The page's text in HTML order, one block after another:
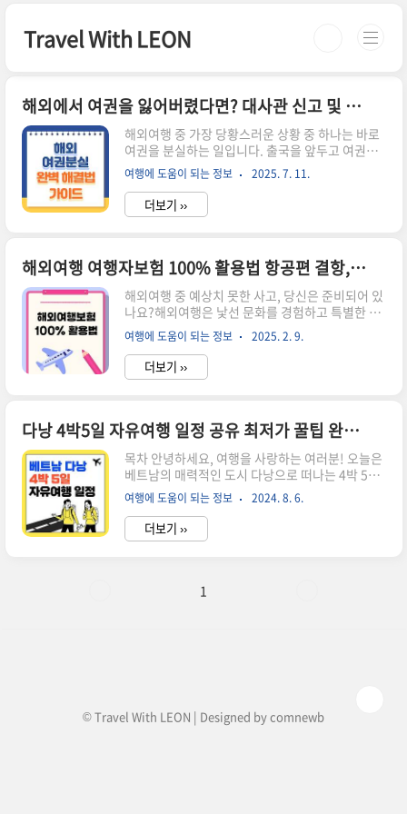
Travel With LEON
해외에서 여권을 잃어버렸다면? 대사관 신고 및 임시 여권 발급 완벽 가이드
해외여행 중 가장 당황스러운 상황 중 하나는 바로
여권을 분실하는 일입니다. 출국을 앞두고 여권이
사라졌거나, 호텔 체크인을 해야 하는데 여권이 없
어진 상황이라면 누구나 큰 혼란에 빠질 수밖에 없
습니다. 그러나 이런 상황에서도 침착하게 필요한
절차를 밟아가면 문제없이 귀국하거나 여행을 이어
요한 문서입니다. 항공기 탑승, 호텔 체크인, 각종
공공서비스 이용 등 거의 모든 절차에 반드시 필요
합니다. 이런 여권을 잃어버린다면:공항 출국이 불
가능해져 체류 연장이 발생할 수 있습니다.항공편
예약이 무효 처리되거나 변경 비용이 추가될 수 있
습니다.현지 경찰 신고 및 외교부 대사관 방문 등 복
잡한 절차를 밟아야 합니다.예고..
여행에 도움이 되는 정보 2025. 7. 11.
더보기 ››
해외여행 여행자보험 100% 활용법 항공편 결항, 지연, 수하물 분실까지 완벽 보상받기
해외여행 중 예상치 못한 사고, 당신은 준비되어 있
나요?해외여행은 낯선 문화를 경험하고 특별한 추
억을 만드는 멋진 시간이지만, 갑작스러운 항공편
결항, 긴 지연, 수하물 분실과 같은 예상치 못한 돌
발 상황이 발생하면 여행이 순식간에 스트레스로
바뀔 수 있습니다.많은 여행자가 이러한 문제를 항
을 받기 어렵습니다. 이럴 때 가장 효과적으로 금전
적 손실을 줄이고, 빠르게 대처할 수 있는 방법이 바
로 해외여행 보험입니다.그렇다면 여행자 보험을
활용하면 어떤 보상을 받을 수 있을까요? 그리고 보
상 청구는 어떻게 진행해야 할까요? 이번 글에서는
여행자 보험을 100% 활용하는 방법을 소개합니
다.해외에서 발생할 수 있는 대..
여행에 도움이 되는 정보 2025. 2. 9.
더보기 ››
다낭 4박5일 자유여행 일정 공유 최저가 꿀팁 완전 정복 (환전, 항공권 최저가 꿀팁)
목차 안녕하세요, 여행을 사랑하는 여러분! 오늘은
베트남의 매력적인 도시 다낭으로 떠나는 4박 5일
자유여행 일정을 소개하려고 해요. 다낭은 아름다
운 해변, 맛있는 음식, 그리고 다양한 문화적 명소
가 가득한 곳이죠. 그럼 함께 여행 일정을 살펴볼까
요? 1일차: 다낭 도착 및 해변 산책 미케 해변(My
나로 선정된 바 있습니다. 길게 펼쳐진 백사장과 맑
여행에 도움이 되는 정보 2024. 8. 6.
더보기 ››
1
© Travel With LEON | Designed bycomnewb